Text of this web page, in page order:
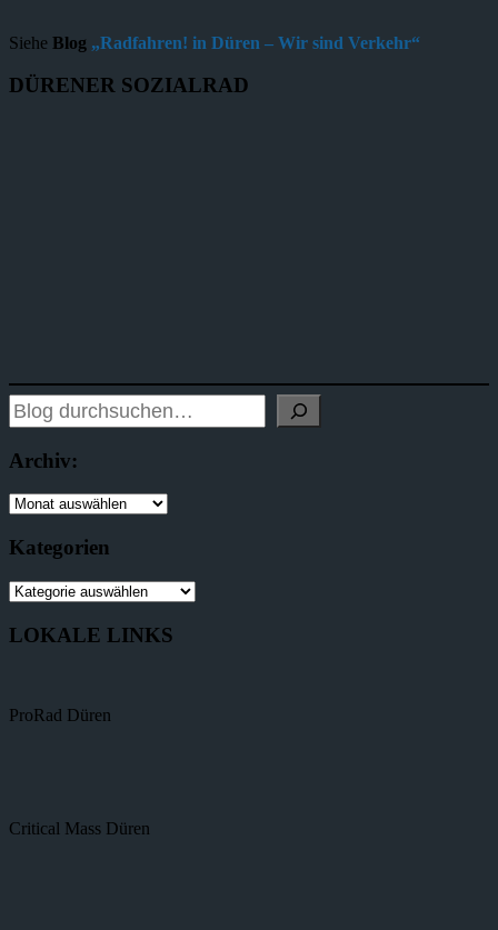
Siehe Blog „Radfahren! in Düren – Wir sind Verkehr“
DÜRENER SOZIALRAD
Archiv:
Kategorien
LOKALE LINKS
ProRad Düren
Critical Mass Düren